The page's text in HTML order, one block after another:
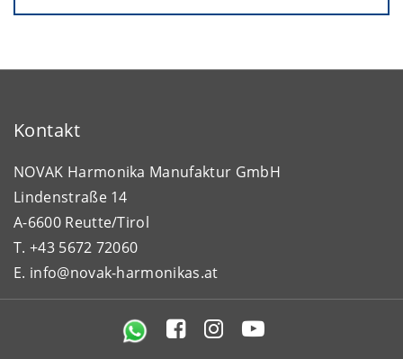
Kontakt
NOVAK Harmonika Manufaktur GmbH
Lindenstraße 14
A-6600 Reutte/Tirol
T. +43 5672 72060
E. info@novak-harmonikas.at